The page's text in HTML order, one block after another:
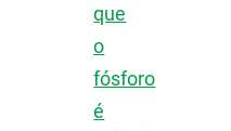
que
o
fósforo
é